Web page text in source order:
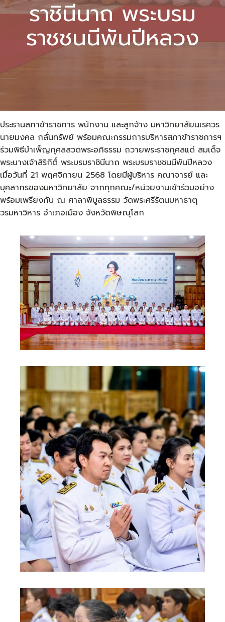
ราชินีนาถ พระบรม
ราชชนนีพันปีหลวง
ประธานสภาข้าราชการ พนักงาน และลูกจ้าง มหาวิทยาลัยนเรศวร
นายมงคล กลั่นทรัพย์ พร้อมคณะกรรมการบริหารสภาข้าราชการฯ
ร่วมพิธีบำเพ็ญกุศลสวดพระอภิธรรม ถวายพระราชกุศลแด่ สมเด็จ
พระนางเจ้าสิริกิติ์ พระบรมราชินีนาถ พระบรมราชชนนีพันปีหลวง
เมื่อวันที่ 21 พฤศจิกายน 2568 โดยมีผู้บริหาร คณาจารย์ และ
บุคลากรของมหาวิทยาลัย จากทุกคณะ/หน่วยงานเข้าร่วมอย่าง
พร้อมเพรียงกัน ณ ศาลาพิบูลธรรม วัดพระศรีรัตนมหาธาตุ
วรมหาวิหาร อำเภอเมือง จังหวัดพิษณุโลก